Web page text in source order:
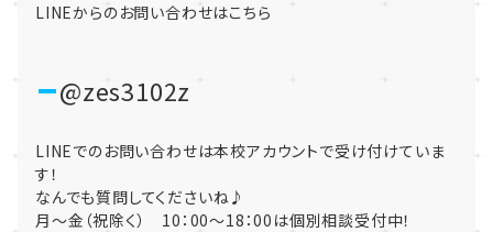
LINEからのお問い合わせはこちら
@zes3102z
LINEでのお問い合わせは本校アカウントで受け付けていま
す！
なんでも質問してくださいね♪
月～金（祝除く） 10：00～18：00は個別相談受付中！